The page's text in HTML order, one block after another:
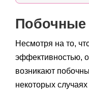
Побочные
Несмотря на то,
эффективностью,
возникают
некоторых